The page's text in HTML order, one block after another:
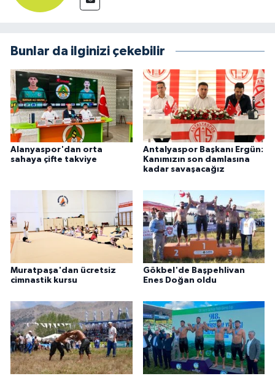
Bunlar da ilginizi çekebilir
Alanyaspor'dan orta
sahaya çifte takviye
Antalyaspor Başkanı Ergün:
Kanımızın son damlasına
kadar savaşacağız
Muratpaşa'dan ücretsiz
cimnastik kursu
Gökbel'de Başpehlivan
Enes Doğan oldu